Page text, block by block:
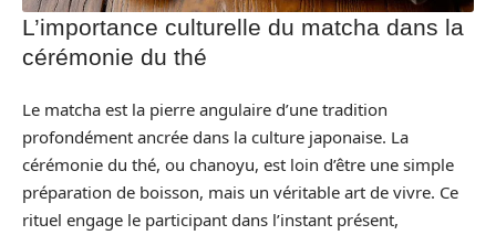
L’importance culturelle du matcha dans la
cérémonie du thé
Le matcha est la pierre angulaire d’une tradition
profondément ancrée dans la culture japonaise. La
cérémonie du thé, ou chanoyu, est loin d’être une simple
préparation de boisson, mais un véritable art de vivre. Ce
rituel engage le participant dans l’instant présent,